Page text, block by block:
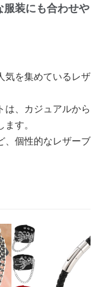
装にも合わせや
気を集めているレザ
は、カジュアルから
す。
、個性的なレザーブ